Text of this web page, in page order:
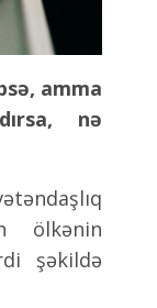
amma
nə
ölkənin
şəkildə